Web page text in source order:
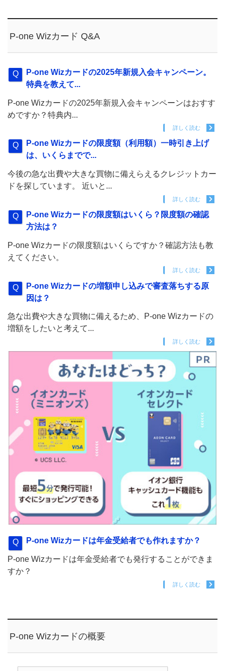
P-one Wizカード Q&A
P-one Wizカードの2025年新規入会キャンペーン。
特典を教えて...
P-one Wizカードの2025年新規入会キャンペーンはおすす
めですか？特典内...
詳しく読む
P-one Wizカードの限度額（利用額）一時引き上げ
は、いくらまでで...
今後の急な出費や大きな買物に備えらえるクレジットカー
ドを探しています。 近いと...
詳しく読む
P-one Wizカードの限度額はいくら？限度額の確認
方法は？
P-one Wizカードの限度額はいくらですか？確認方法も教
えてください。
詳しく読む
P-one Wizカードの増額申し込みで審査落ちする原
因は？
急な出費や大きな買物に備えるため、P-one Wizカードの
増額をしたいと考えて...
詳しく読む
P-one Wizカードは年金受給者でも作れますか？
P-one Wizカードは年金受給者でも発行することができま
すか？
詳しく読む
P-one Wizカードの概要